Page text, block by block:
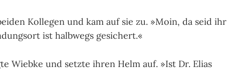
Kollegen und kam auf sie zu. »Moin, da seid ihr
ist halbwegs gesichert.«
Wiebke und setzte ihren Helm auf. »Ist Dr. Elias